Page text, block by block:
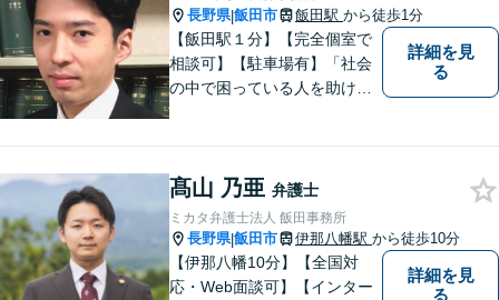
長野県|飯田市 飯田駅 から徒歩1分
【飯田駅１分】【完全個室で
相談可】【駐車場有】「社会
の中で困っている人を助けた
であることを心がけ、誠実
に、そして丁寧に対応してい
きます。
詳細を見
る
髙山 乃亜 弁護士
ミカタ弁護士法人 飯田事務所
長野県|飯田市 伊那八幡駅 から徒歩10分
【伊那八幡10分】【全国対
応・Web面談可】【インター
詳細を見
る